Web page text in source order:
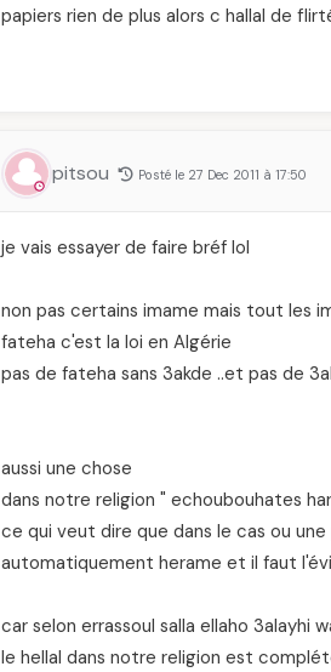
papiers rien de plus alors c hallal de
pitsou Posté le 27 Dec 2011 à 17:50
je vais essayer de faire bréf lol
non pas certains imame mais tout les
fateha c'est la loi en Algérie
pas de fateha sans 3akde ..et pas de
aussi une chose
dans notre religion " echoubouhates
ce qui veut dire que dans le cas ou
automatiquement herame et il faut
car selon errassoul salla ellaho 3alayhi
le hellal dans notre religion est